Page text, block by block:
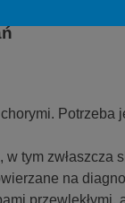
Potrzeba
tym zwłaszcza
na